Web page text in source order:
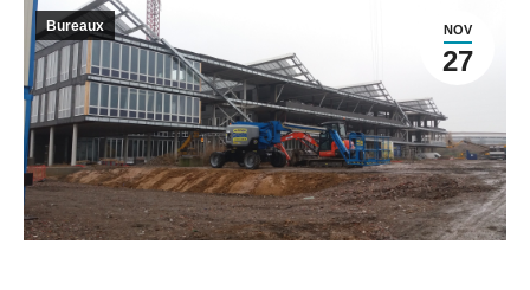
NOV
27
Bureaux